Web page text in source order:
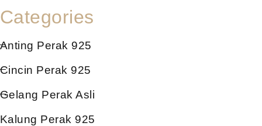
Categories
Anting Perak 925
Cincin Perak 925
Gelang Perak Asli
Kalung Perak 925